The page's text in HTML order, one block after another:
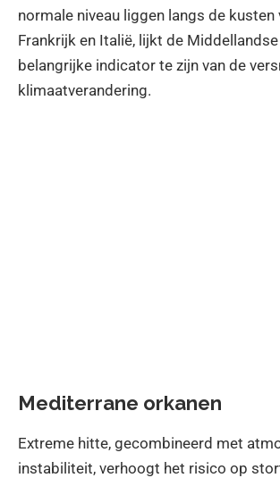
normale niveau liggen langs de kusten
Frankrijk en Italië, lijkt de Middellandse
belangrijke indicator te zijn van de
klimaatverandering.
Mediterrane orkanen
Extreme hitte, gecombineerd met
instabiliteit, verhoogt het risico op